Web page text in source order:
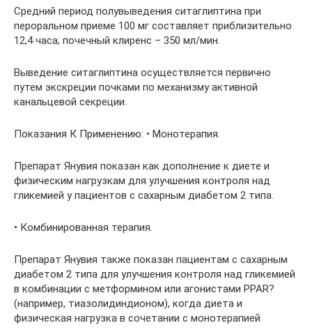
Средний период полувыведения ситаглиптина при
пероральном приеме 100 мг составляет приблизительно
12,4 часа; почечный клиренс – 350 мл/мин.
Выведение ситаглиптина осуществляется первично
путем экскреции почками по механизму активной
канальцевой секреции.
Показания К Применению: • Монотерапия.
Препарат Янувия показан как дополнение к диете и
физическим нагрузкам для улучшения контроля над
гликемией у пациентов с сахарным диабетом 2 типа.
• Комбинированная терапия.
Препарат Янувия также показан пациентам с сахарным
диабетом 2 типа для улучшения контроля над гликемией
в комбинации с метформином или агонистами PPAR?
(например, тиазолидиндионом), когда диета и
физическая нагрузка в сочетании с монотерапией